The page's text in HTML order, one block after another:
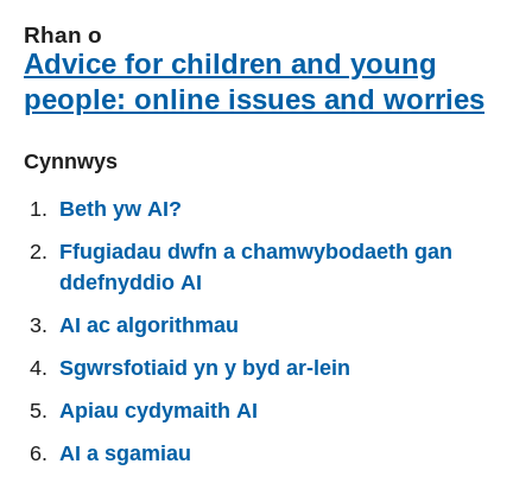
Rhan o
Advice for children and young
people: online issues and worries
Cynnwys
Beth yw AI?
Ffugiadau dwfn a chamwybodaeth gan
ddefnyddio AI
AI ac algorithmau
Sgwrsfotiaid yn y byd ar-lein
Apiau cydymaith AI
AI a sgamiau